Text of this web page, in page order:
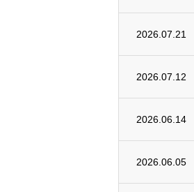
2026.07.21
2026.07.12
2026.06.14
2026.06.05